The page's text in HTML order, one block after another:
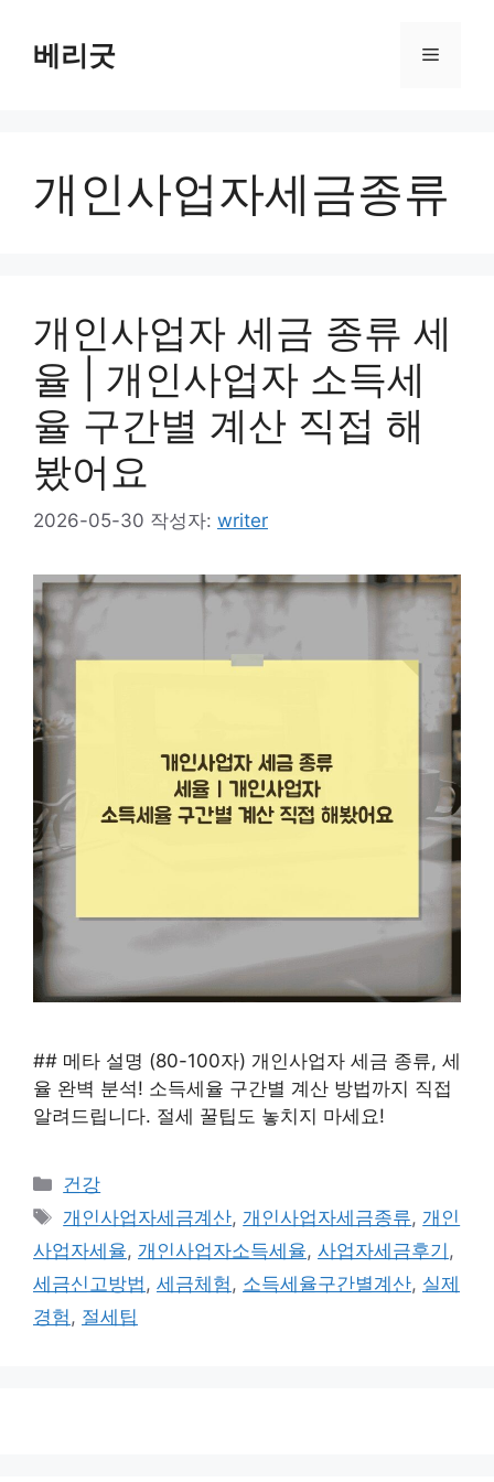
베리굿 메
개인사업자세금종류
개인사업자 세금 종류 세
율 | 개인사업자 소득세
율 구간별 계산 직접 해
봤어요
2026-05-30 작성자: writer
## 메타 설명 (80-100자) 개인사업자 세금 종류, 세
율 완벽 분석! 소득세율 구간별 계산 방법까지 직접
알려드립니다. 절세 꿀팁도 놓치지 마세요!
카
테
고
리
건강
태
그
개인사업자세금계산, 개인사업자세금종류, 개인
사업자세율, 개인사업자소득세율, 사업자세금후기 ,
세금신고방법 , 세금체험 , 소득세율구간별계산, 실제
경험 , 절세팁